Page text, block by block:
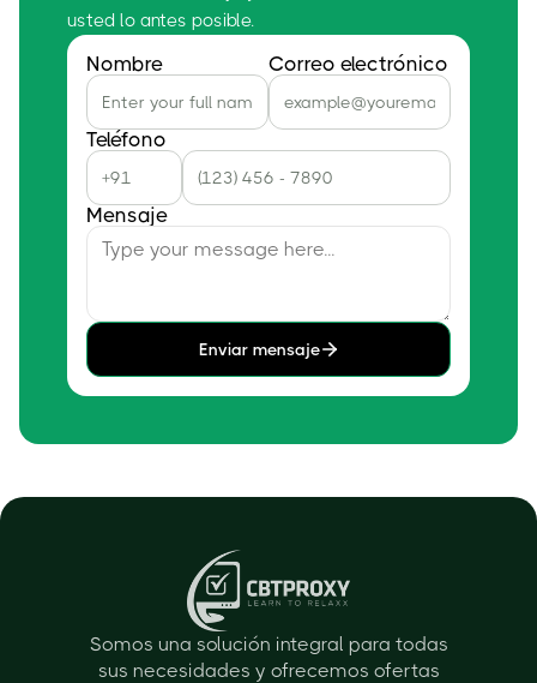
usted lo antes posible.
Nombre Correo electrónico
Teléfono
Mensaje
Enviar mensaje
Somos una solución integral para todas
sus necesidades y ofrecemos ofertas